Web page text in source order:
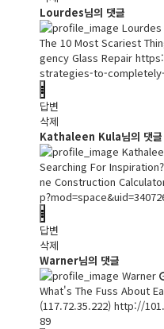
Lourdes님의 댓글
Lourdes
The 10 Most Scariest
gency Glass Repair
strategies-to-
답변
삭제
Kathaleen Kula님의 댓글
Searching For
ne Construction
답변
삭제
Warner님의 댓글
Warner
What's The Fuss About
(117.72.35.222) http://
89